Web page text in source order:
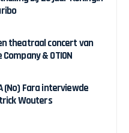
theatraal concert van
& OTION
(No) Fara interviewde
Wouters